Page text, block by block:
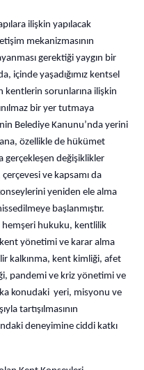
ilişkin yapılacak
mekanizmasının
gerektiği yaygın bir
içinde yaşadığımız kentsel
kentlerin sorunlarına ilişkin
bir yer tutmaya
Belediye Kanunu’nda yerini
özellikle de hükümet
gerçekleşen değişiklikler
ve kapsamı da
yeniden ele alma
başlanmıştır.
hukuku, kentlilik
yönetimi ve karar alma
kalkınma, kent kimliği, afet
pandemi ve kriz yönetimi ve
konudaki yeri, misyonu ve
tartışılmasının
deneyimine ciddi katkı